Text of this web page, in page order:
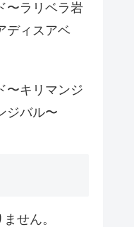
〜ラリベラ岩
ディスアベ
〜キリマンジ
ジバル〜
せん。